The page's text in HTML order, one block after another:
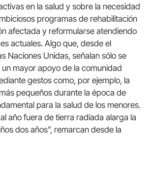
en la salud y sobre la necesidad
programas de rehabilitación
afectada y reformularse atendiendo
actuales. Algo que, desde el
Naciones Unidas, señalan sólo se
mayor apoyo de la comunidad
gestos como, por ejemplo, la
pequeños durante la época de
para la salud de los menores.
año fuera de tierra radiada alarga la
dos años”, remarcan desde la